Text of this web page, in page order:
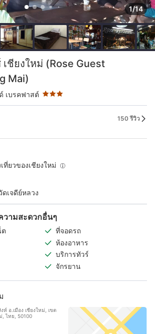
1/14
เชียงใหม่ (Rose Guest
Mai)
เบรคฟาสต์
ว
150 รีวิว
ที่ยวของเชียงใหม่
เจดีย์หลวง
วามสะดวกอื่นๆ
ต
ที่จอดรถ
ห้องอาหาร
บริการทัวร์
จักรยาน
อ.เมือง เชียงใหม่, เขต
, ไทย, 50100